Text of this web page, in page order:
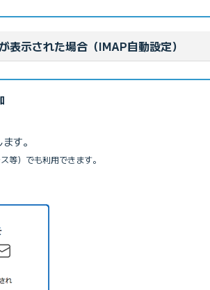
示された場合（IMAP自動設定）
す。
等）でも利用できます。